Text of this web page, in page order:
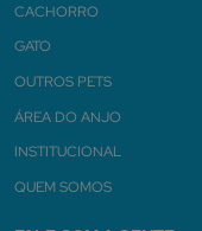
CACHORRO
GATO
OUTROS PETS
ÁREA DO ANJO
INSTITUCIONAL
QUEM SOMOS